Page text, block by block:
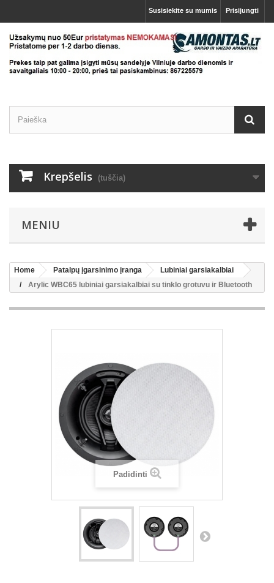
Prisijungti
Susisiekite su mumis
Krepšelis (tuščia)
MENIU
Home Patalpų įgarsinimo įranga
Lubiniai garsiakalbiai
Arylic WBC65 lubiniai garsiakalbiai su tinklo grotuvu ir Bluetooth
Padidinti